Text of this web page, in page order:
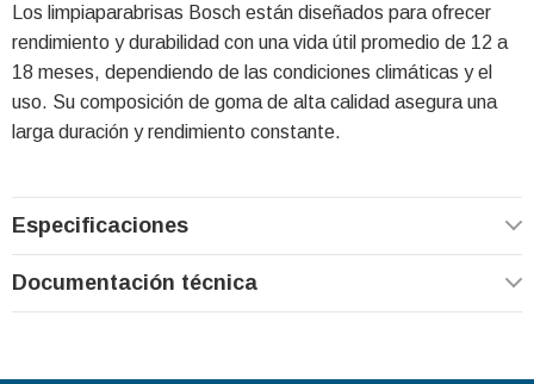
Los limpiaparabrisas Bosch están diseñados para ofrecer
rendimiento y durabilidad con una vida útil promedio de 12 a
18 meses, dependiendo de las condiciones climáticas y el
uso. Su composición de goma de alta calidad asegura una
larga duración y rendimiento constante.
Especificaciones
Documentación técnica